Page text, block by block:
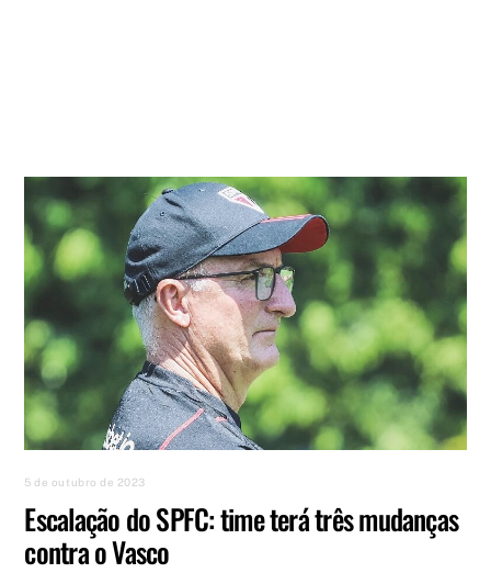
5 de outubro de 2023
Escalação do SPFC: time terá três mudanças
contra o Vasco